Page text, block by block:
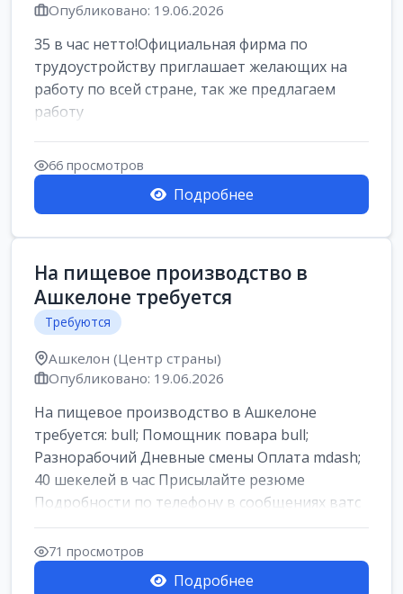
Опубликовано: 19.06.2026
35 в час нетто!Официальная фирма по
трудоустройству приглашает желающих на
работу по всей стране, так же предлагаем
работу
66 просмотров
Подробнее
На пищевое производство в
Ашкелоне требуется
Требуются
Ашкелон (Центр страны)
Опубликовано: 19.06.2026
На пищевое производство в Ашкелоне
требуется: bull; Помощник повара bull;
Разнорабочий Дневные смены Оплата mdash;
40 шекелей в час Присылайте резюме
Подробности по телефону в сообщениях ватс
ап
71 просмотров
Подробнее